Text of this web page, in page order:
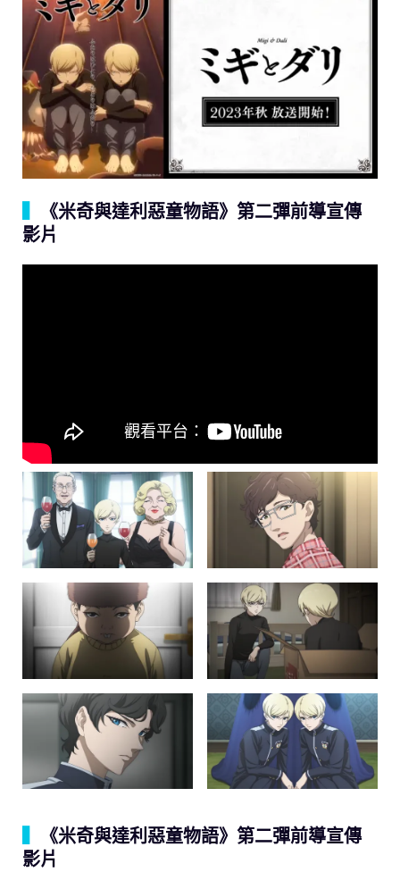
《米奇與達利惡童物語》第二彈前導宣傳
影片
《米奇與達利惡童物語》第二彈前導宣傳
影片